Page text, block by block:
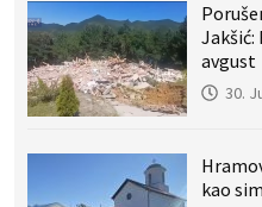
Jakšić:
avgust
30.
kao